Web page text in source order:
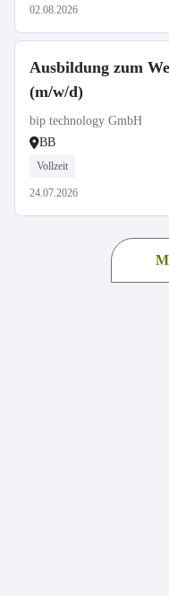
02.08.2026
Ausbildung zum
(m/w/d)
bip technology GmbH
BB
Vollzeit
24.07.2026